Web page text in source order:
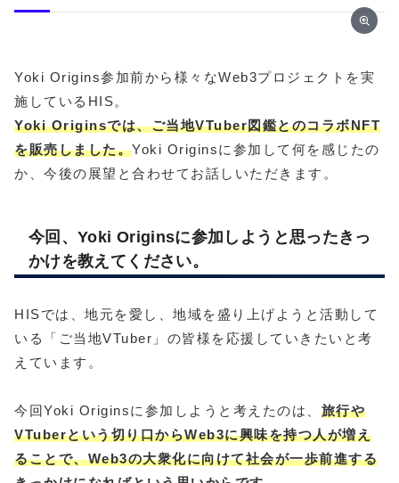
Yoki Origins参加前から様々なWeb3プロジェクトを実
施しているHIS。
Yoki Originsでは、ご当地VTuber図鑑とのコラボNFT
を販売しました。Yoki Originsに参加して何を感じたの
か、今後の展望と合わせてお話しいただきます。
今回、Yoki Originsに参加しようと思ったきっ
かけを教えてください。
HISでは、地元を愛し、地域を盛り上げようと活動して
いる「ご当地VTuber」の皆様を応援していきたいと考
えています。
今回Yoki Originsに参加しようと考えたのは、 旅行や
VTuberという切り口からWeb3に興味を持つ人が増え
ることで、Web3の大衆化に向けて社会が一歩前進する